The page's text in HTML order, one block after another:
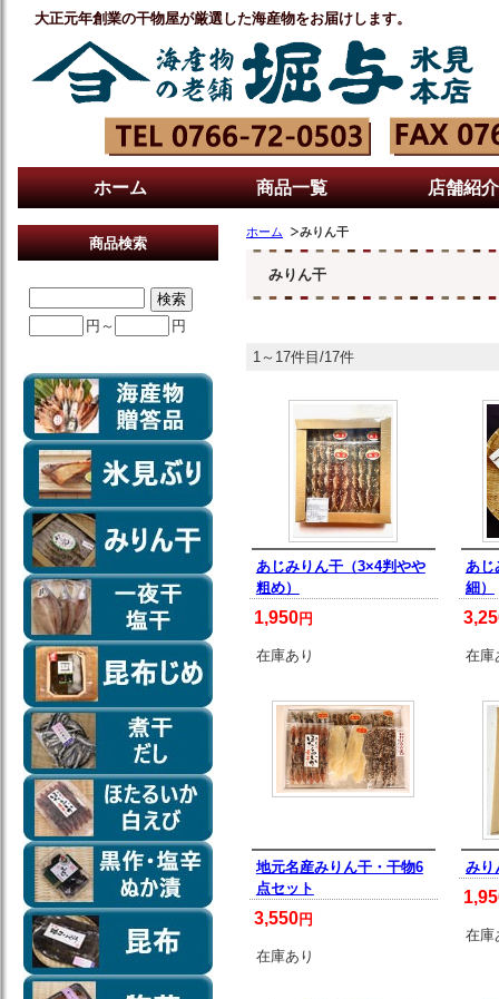
大正元年創業の干物屋が厳選した海産物をお届けします。
ホーム 商品一覧 店舗紹介
ホーム みりん干
みりん干
1～17件目/17件
あじみりん干（3×4判やや
粗め）
1,950円
在庫あり
あじ
細）
在庫
地元名産みりん干・干物6
点セット
3,550円
在庫あり
みり
在庫
商品検索
円～ 円